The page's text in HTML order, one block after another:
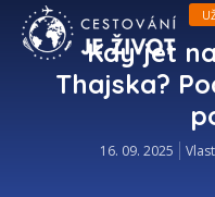
Kdy jet
Thajska?
16. 09. 2025